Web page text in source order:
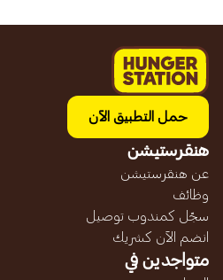
حمل التطبيق الآن
هنقرستيشن
عن هنقرستيشن
وظائف
سجّل كمندوب توصيل
انضم الآن كشريك
متواجدين في